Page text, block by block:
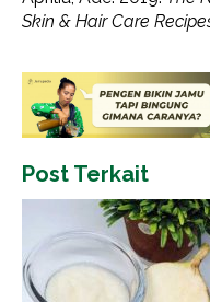
Skin & Hair Care
Post Terkait